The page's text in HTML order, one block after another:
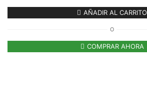
AÑADIR AL CARRITO
O
COMPRAR AHORA